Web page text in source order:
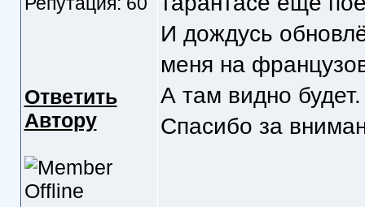
Ответить
Автору
И дождусь
меня на
А там видно будет.
Спасибо за